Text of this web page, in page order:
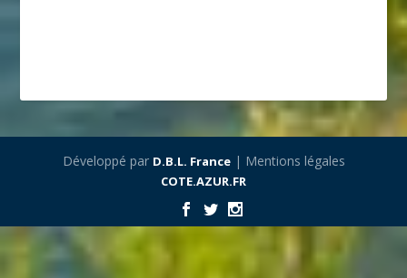
Développé par D.B.L. France| Mentions légales
COTE.AZUR.FR